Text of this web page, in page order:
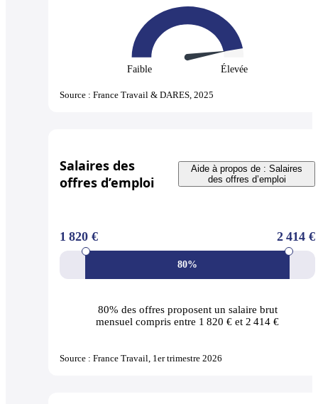
Faible Élevée
Source : France Travail & DARES, 2025
Salaires des
offres d’emploi
Aide à propos de : Salaires
des offres d’emploi
80%
1 820 € 2 414 €
80% des offresproposent un salaire brut
mensuel compris entre 1 820 € et 2 414 €
Source : France Travail, 1er trimestre 2026